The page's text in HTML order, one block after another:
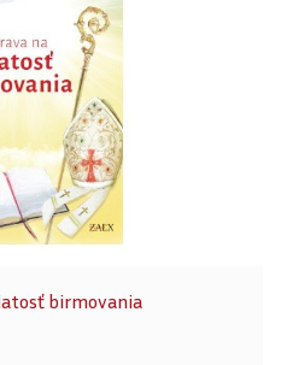
birmovania